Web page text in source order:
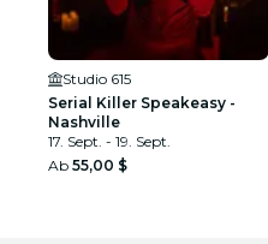
Studio 615
Serial Killer Speakeasy -
Nashville
17. Sept. - 19. Sept.
Ab 55,00 $